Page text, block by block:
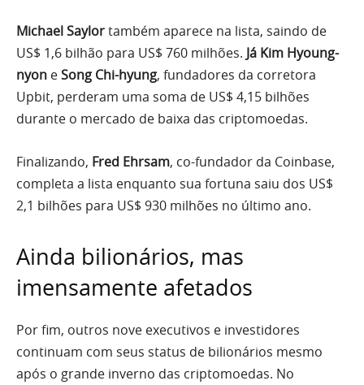
Michael Saylortambém aparece na lista, saindo de
US$ 1,6 bilhão para US$ 760 milhões. Já Kim Hyoung-
nyon eSong Chi-hyung, fundadores da corretora
Upbit, perderam uma soma de US$ 4,15 bilhões
durante o mercado de baixa das criptomoedas.
Finalizando, Fred Ehrsam, co-fundador da Coinbase,
completa a lista enquanto sua fortuna saiu dos US$
2,1 bilhões para US$ 930 milhões no último ano.
Ainda bilionários, mas
imensamente afetados
Por fim, outros nove executivos e investidores
continuam com seus status de bilionários mesmo
após o grande inverno das criptomoedas. No